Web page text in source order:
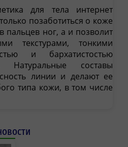
для тела интернет
позаботиться о коже
пальцев ног, а и позволит
текстурами, тонкими
и бархатистостью
Натуральные составы
линии и делают ее
типа кожи, в том числе